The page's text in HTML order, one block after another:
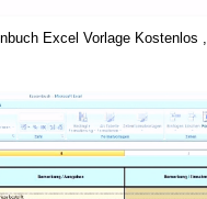
Excel Vorlage Kostenlos ,